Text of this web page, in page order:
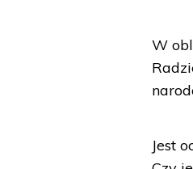
W
Jest